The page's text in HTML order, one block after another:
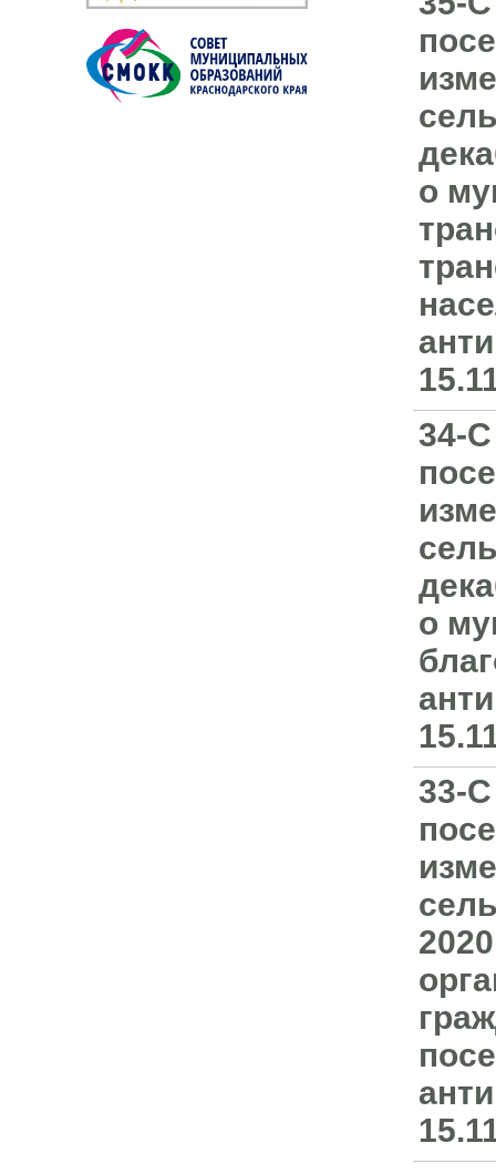
о
34-
о
33-